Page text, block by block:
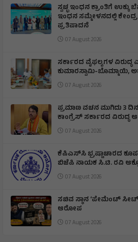
ಸ್ವಚ್ಛ ಇಂಧನ ಕ್ರಾಂತಿಗೆ ಉಕ್ಕು
ಇಂಧನ ಸಮ್ಮೇಳನದಲ್ಲಿ
ಪ್ರತಿಪಾದನೆ
07 August 2026
ಸರ್ಕಾರದ ವೈಫಲ್ಯಗಳ
ಕುಮಾರಸ್ವಾಮಿ-
07 August 2026
ಪ್ರಮಾಣ ವಚನ ಮುಗಿದು 3
ಕಾಂಗ್ರೆಸ್ ಸರ್ಕಾರದ
07 August 2026
ಕೆಪಿಎಸ್‌ಸಿ ಭ್ರಷ್ಟಾಚಾರದ
ಬಿಜೆಪಿ ನಾಯಕ ಸಿ.ಟಿ. ರವಿ
07 August 2026
ಸಚಿವ ಸ್ಥಾನ ‘ಪೇಮೆಂಟ್
ಆರೋಪ
07 August 2026